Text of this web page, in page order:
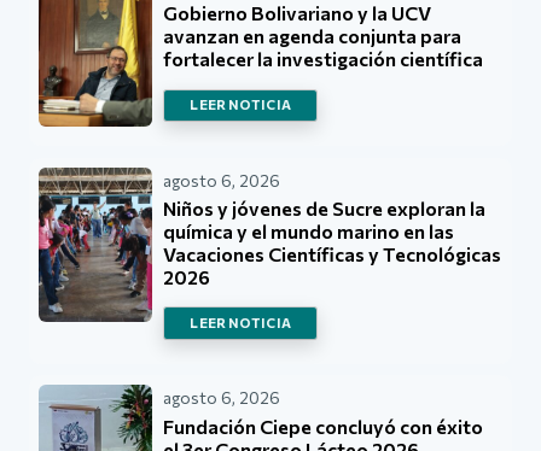
Gobierno Bolivariano y la UCV
avanzan en agenda conjunta para
fortalecer la investigación científica
LEER NOTICIA
agosto 6, 2026
Niños y jóvenes de Sucre exploran la
química y el mundo marino en las
Vacaciones Científicas y Tecnológicas
2026
LEER NOTICIA
agosto 6, 2026
Fundación Ciepe concluyó con éxito